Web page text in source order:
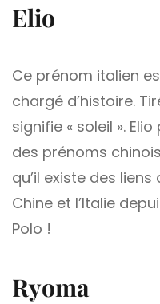
Elio
Ce prénom italien
chargé d’histoire.
signifie « soleil ».
des prénoms
qu’il existe des
Chine et l’Italie
Polo !
Ryoma